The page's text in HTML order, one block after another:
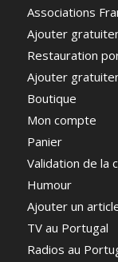
Associations
Ajouter
Restauration
Ajouter
Boutique
Mon compte
Panier
Validation de la
Humour
Ajouter un
TV au Portugal
Radios au